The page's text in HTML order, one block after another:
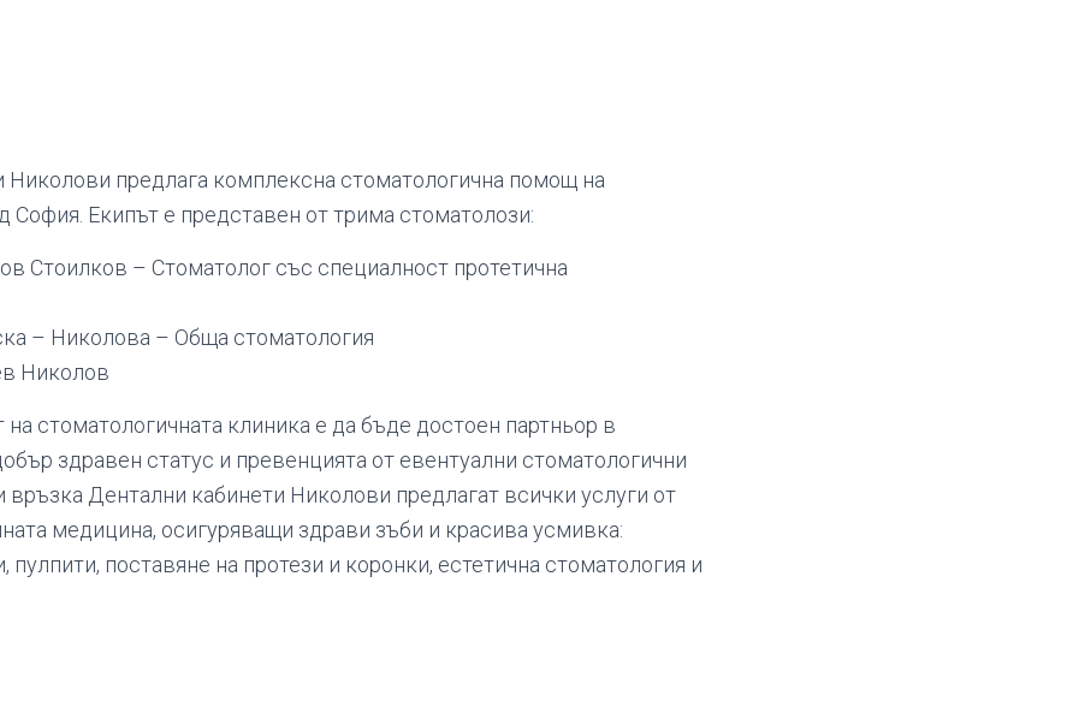
Николови предлага комплексна стоматологична помощ на
София. Екипът е представен от трима стоматолози:
Стоилков – Стоматолог със специалност протетична
– Николова – Обща стоматология
Николов
стоматологичната клиника е да бъде достоен партньор в
здравен статус и превенцията от евентуални стоматологични
връзка Дентални кабинети Николови предлагат всички услуги от
медицина, осигуряващи здрави зъби и красива усмивка:
пулпити, поставяне на протези и коронки, естетична стоматология и